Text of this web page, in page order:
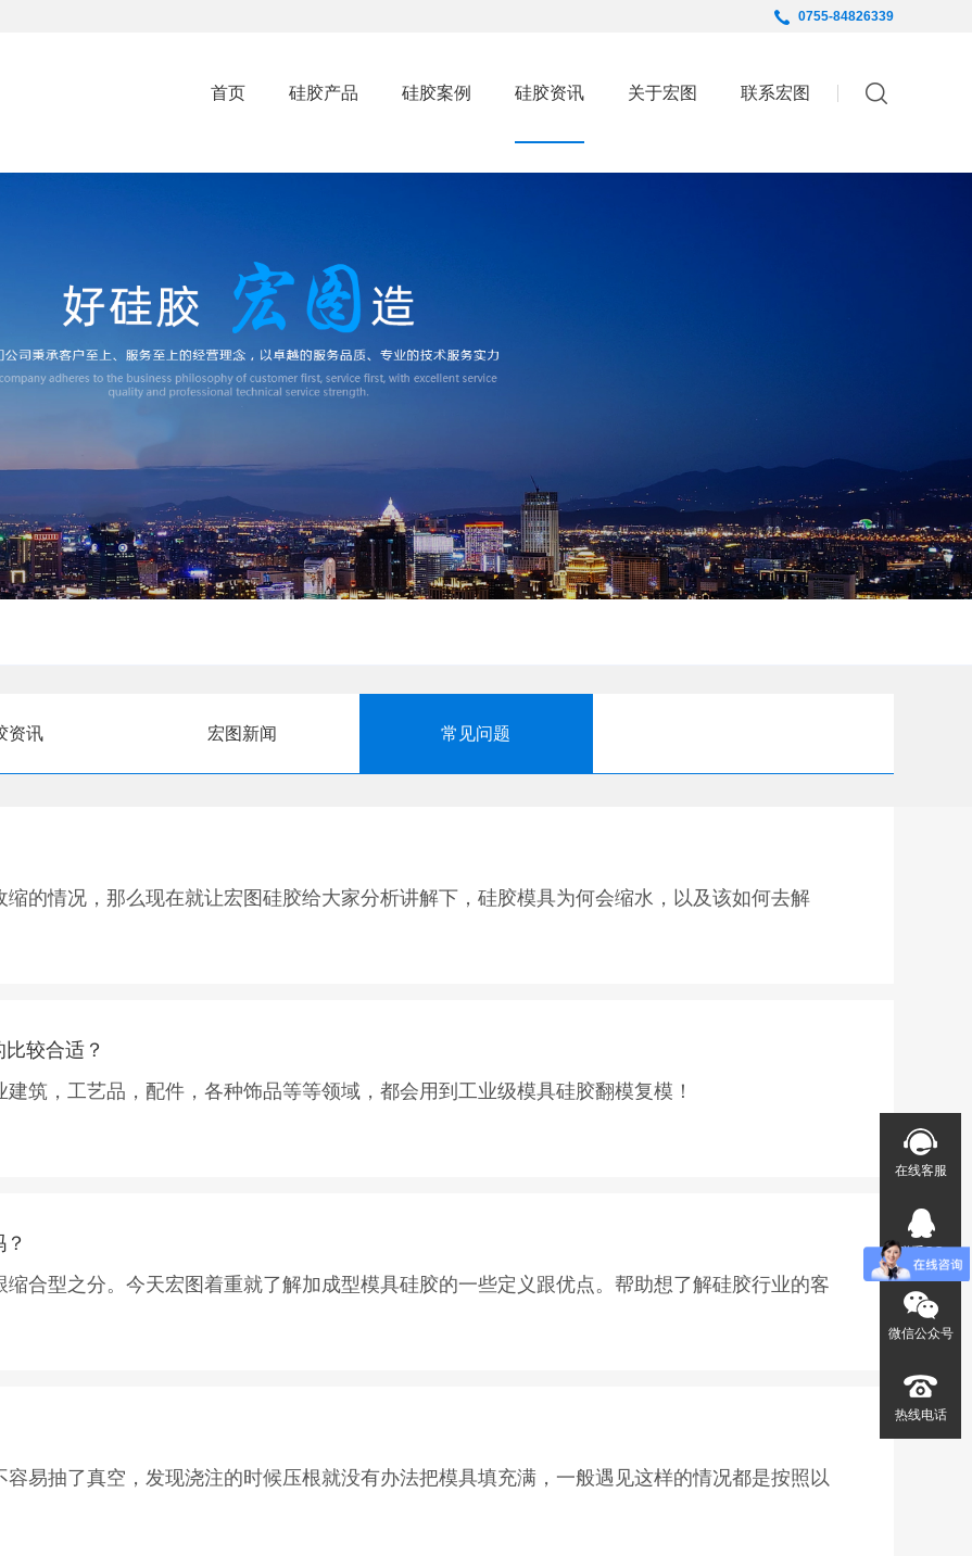
0755-84826339
English
首页 硅胶产品 硅胶案例 硅胶资讯 关于宏图 联系宏图
资讯 宏图新闻 常见问题
的情况，那么现在就让宏图硅胶给大家分析讲解下，硅胶模具为何会缩水，以及该如何去解
时候再把石膏产品取出来，再生产产品就不会有缩水。
现减少到2%。
变形或变大。
小时后才能使用生产。
较合适？
筑，工艺品，配件，各种饰品等等领域，都会用到工业级模具硅胶翻模复模！
缩合型之分。今天宏图着重就了解加成型模具硅胶的一些定义跟优点。帮助想了解硅胶行业的客
模次数高等优点。
力及撕裂强度都会降低，产生翻模次数少，使用寿命短，容易变形，不耐老化等现象。
易抽了真空，发现浇注的时候压根就没有办法把模具填充满，一般遇见这样的情况都是按照以
在线客服
联系QQ
微信公众号
热线电话